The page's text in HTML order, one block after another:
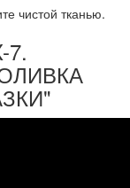
чистой тканью.
7.